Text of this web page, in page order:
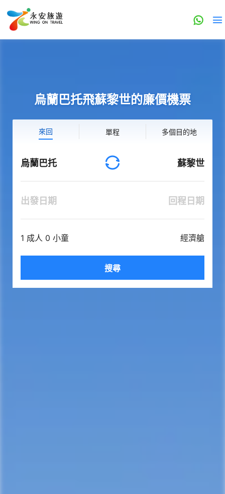
烏蘭巴托飛蘇黎世的廉價機票
來回 單程 多個目的地
烏蘭巴托 蘇黎世
出發日期 回程日期
1 成人 0 小童 經濟艙
搜尋